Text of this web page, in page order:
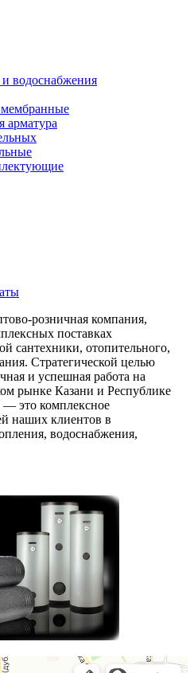
водоснабжения
арматура
розничная компания,
поставках
сантехники, отопительного,
Стратегической целью
и успешная работа на
рынке Казани и Республике
— это комплексное
наших клиентов в
водоснабжения,